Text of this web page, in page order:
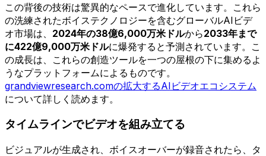
この背後の技術は驚異的なペースで進化しています。これら
の洗練されたボイステクノロジーを含むグローバルAIビデ
オ市場は、 2024年の38億6,000万米ドルから2033年まで
に422億9,000万米ドルに爆発すると予測されています。こ
の成長は、これらの創造ツールを一つの屋根の下に集めるよ
うなプラットフォームによるものです。
grandviewresearch.comの拡大するAIビデオエコシステム
について詳しく読めます。
タイムラインでビデオを組み立てる
ビジュアルが生成され、ボイスオーバーが録音されたら、タ